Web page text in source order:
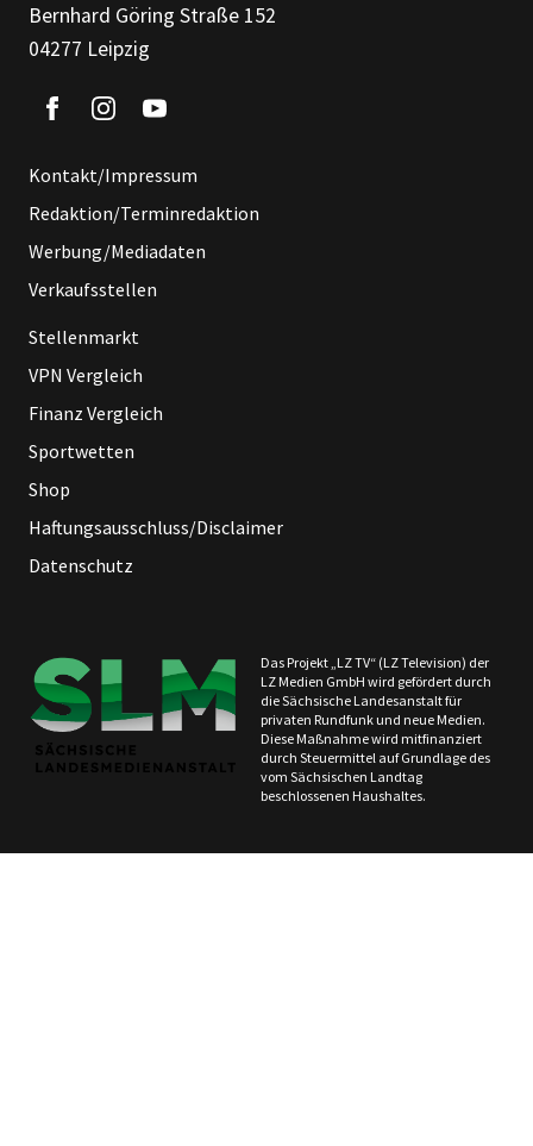
Bernhard Göring Straße 152
04277 Leipzig
Kontakt/Impressum
Redaktion/Terminredaktion
Werbung/Mediadaten
Verkaufsstellen
Stellenmarkt
VPN Vergleich
Finanz Vergleich
Sportwetten
Shop
Haftungsausschluss/Disclaimer
Datenschutz
Das Projekt „LZ TV“ (LZ Television) der
LZ Medien GmbH wird gefördert durch
die Sächsische Landesanstalt für
privaten Rundfunk und neue Medien.
Diese Maßnahme wird mitfinanziert
durch Steuermittel auf Grundlage des
vom Sächsischen Landtag
beschlossenen Haushaltes.